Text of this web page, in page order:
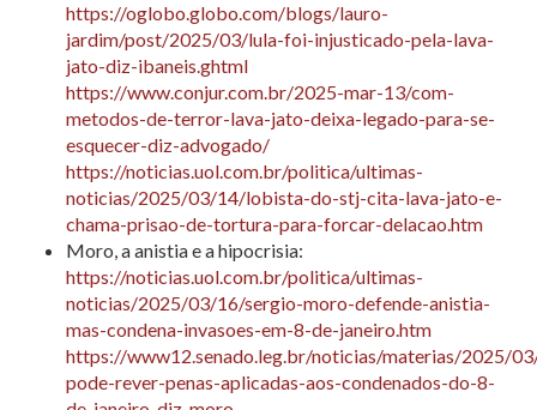
https://oglobo.globo.com/blogs/lauro-
jardim/post/2025/03/lula-foi-injusticado-pela-lava-
jato-diz-ibaneis.ghtml
https://www.conjur.com.br/2025-mar-13/com-
metodos-de-terror-lava-jato-deixa-legado-para-se-
esquecer-diz-advogado/
https://noticias.uol.com.br/politica/ultimas-
noticias/2025/03/14/lobista-do-stj-cita-lava-jato-e-
chama-prisao-de-tortura-para-forcar-delacao.htm
Moro, a anistia e a hipocrisia:
https://noticias.uol.com.br/politica/ultimas-
noticias/2025/03/16/sergio-moro-defende-anistia-
mas-condena-invasoes-em-8-de-janeiro.htm
https://www12.senado.leg.br/noticias/materias/2025/
pode-rever-penas-aplicadas-aos-condenados-do-8-